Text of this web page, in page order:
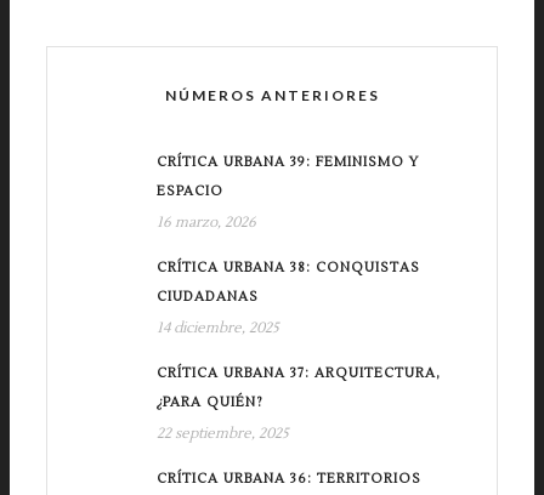
NÚMEROS ANTERIORES
CRÍTICA URBANA 39: FEMINISMO Y
ESPACIO
16 marzo, 2026
CRÍTICA URBANA 38: CONQUISTAS
CIUDADANAS
14 diciembre, 2025
CRÍTICA URBANA 37: ARQUITECTURA,
¿PARA QUIÉN?
22 septiembre, 2025
CRÍTICA URBANA 36: TERRITORIOS